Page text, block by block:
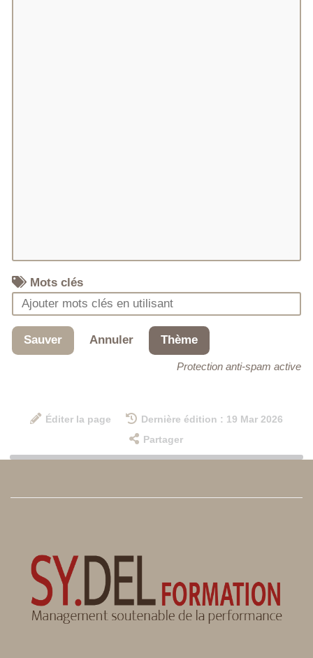
Mots clés
Sauver Annuler Thème
Protection anti-spam active
Éditer la page
Dernière édition : 19 Mar 2026
Partager